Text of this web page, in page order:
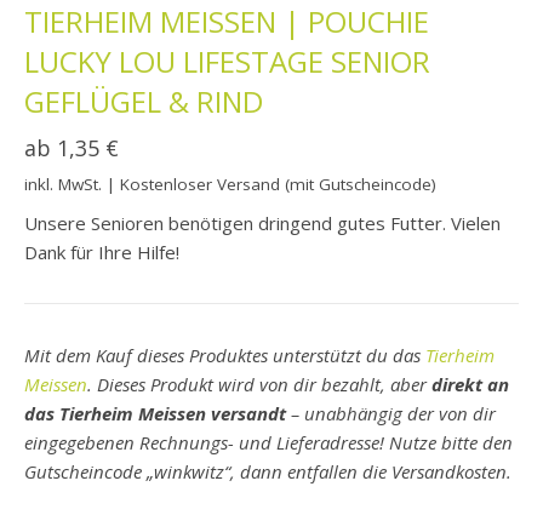
TIERHEIM MEISSEN | POUCHIE
LUCKY LOU LIFESTAGE SENIOR
GEFLÜGEL & RIND
ab 1,35 €
inkl. MwSt. | Kostenloser Versand (mit Gutscheincode)
Unsere Senioren benötigen dringend gutes Futter. Vielen
Dank für Ihre Hilfe!
Mit dem Kauf dieses Produktes unterstützt du das Tierheim
Meissen. Dieses Produkt wird von dir bezahlt, aberdirekt an
das Tierheim Meissen versandt– unabhängig der von dir
eingegebenen Rechnungs- und Lieferadresse! Nutze bitte den
Gutscheincode „winkwitz“, dann entfallen die Versandkosten.